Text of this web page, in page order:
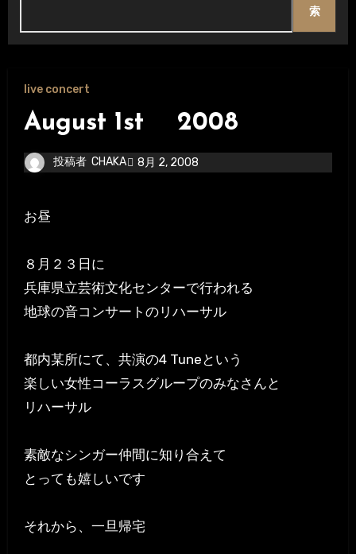
索
live concert
August 1st 2008
投稿者 CHAKA 8月 2, 2008
お昼
８月２３日に
兵庫県立芸術文化センターで行われる
地球の音コンサートのリハーサル
都内某所にて、共演の4 Tuneという
楽しい女性コーラスグループのみなさんと
リハーサル
素敵なシンガー仲間に知り合えて
とっても嬉しいです
それから、一旦帰宅